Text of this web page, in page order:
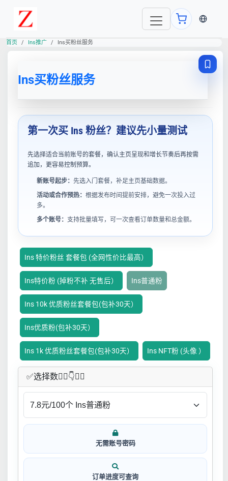
当前语
首页 Ins推广 Ins买粉丝服务
Ins买粉丝服务
第一次买 Ins 粉丝？建议先小量测试
先选择适合当前账号的套餐，确认主页呈现和增长节奏后再按需
追加，更容易控制预算。
新账号起步： 先选入门套餐，补足主页基础数据。
活动或合作预热： 根据发布时间提前安排，避免一次投入过
多。
多个账号： 支持批量填写，可一次查看订单数量和总金额。
Ins 特价粉丝 套餐包 (全网性价比最高）
Ins特价粉 (掉粉不补 无售后） Ins普通粉
Ins 10k 优质粉丝套餐包(包补30天）
Ins优质粉(包补30天）
Ins 1k 优质粉丝套餐包(包补30天） Ins NFT粉 (头像 ）
✅​选择数👇🏻​​👇👇🏻​​
无需账号密码
订单进度可查询